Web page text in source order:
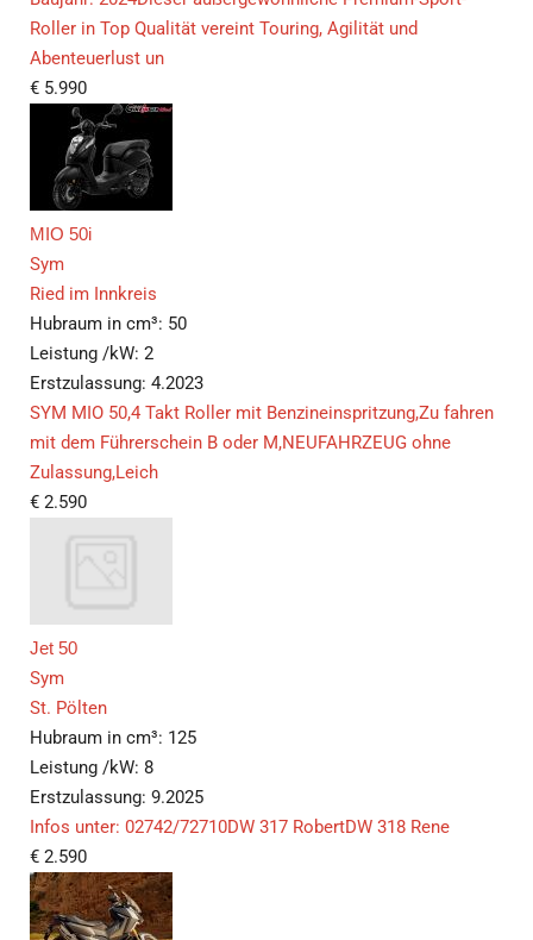
Roller in Top Qualität vereint Touring, Agilität und
Abenteuerlust un
€ 5.990
MIO 50i
Sym
Ried im Innkreis
Hubraum in cm³: 50
Leistung /kW: 2
Erstzulassung: 4.2023
SYM MIO 50,4 Takt Roller mit Benzineinspritzung,Zu fahren
mit dem Führerschein B oder M,NEUFAHRZEUG ohne
Zulassung,Leich
€ 2.590
Jet 50
Sym
St. Pölten
Hubraum in cm³: 125
Leistung /kW: 8
Erstzulassung: 9.2025
Infos unter: 02742/72710DW 317 RobertDW 318 Rene
€ 2.590